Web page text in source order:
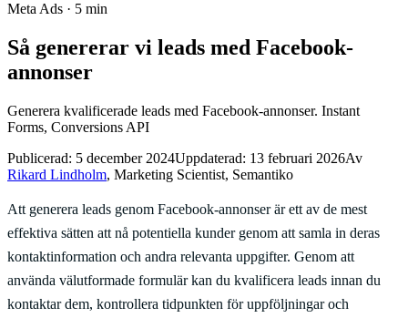
Meta Ads · 5 min
Så genererar vi leads med Facebook-
annonser
Generera kvalificerade leads med Facebook-annonser. Instant
Forms, Conversions API
Publicerad: 5 december 2024Uppdaterad: 13 februari 2026Av
Rikard Lindholm, Marketing Scientist, Semantiko
Att generera leads genom Facebook-annonser är ett av de mest
effektiva sätten att nå potentiella kunder genom att samla in deras
kontaktinformation och andra relevanta uppgifter. Genom att
använda välutformade formulär kan du kvalificera leads innan du
kontaktar dem, kontrollera tidpunkten för uppföljningar och